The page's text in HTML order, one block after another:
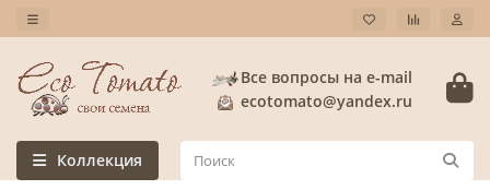
Все вопросы на e-mail
ecotomato@yandex.ru
Коллекция